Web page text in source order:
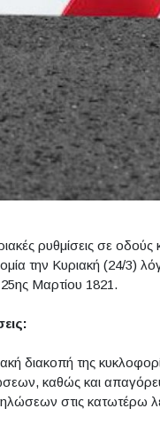
ρυθμίσεις σε
την Κυριακή (24/3)
25ης Μαρτίου 1821.
διακοπή της
καθώς και
στις κατωτέρω